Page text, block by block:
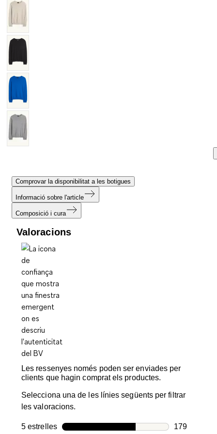
Comprovar la disponibilitat a les botigues
Informació sobre l'article
Composició i cura
Valoracions
Les ressenyes només poden ser enviades per
clients que hagin comprat els productes.
Selecciona una de les línies següents per filtrar
les valoracions.
5 estrellesestrelles 179